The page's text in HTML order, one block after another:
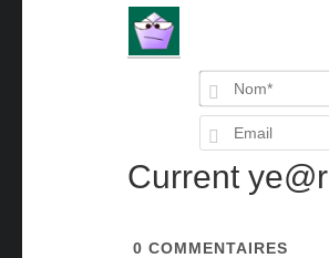
Current ye@r
0 COMMENTAIRES